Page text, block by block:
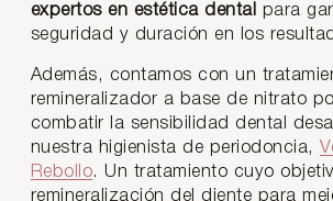
expertos en estética dental para
seguridad y duración en los
Además, contamos con un
remineralizador a base de nitrato
combatir la sensibilidad dental
nuestra higienista de periodoncia,
Rebollo. Un tratamiento cuyo
remineralización del diente para